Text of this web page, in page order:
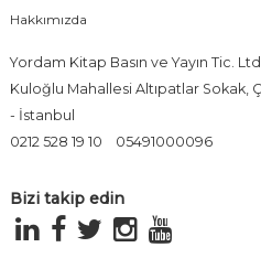
Hakkımızda
Yordam Kitap Basın ve Yayın Tic.
Kuloğlu Mahallesi Altıpatlar Sokak,
- İstanbul
0212 528 19 10
05491000096
Bizi takip edin